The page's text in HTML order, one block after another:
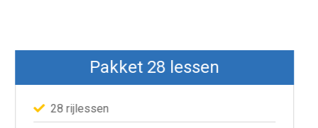
Pakket 28 lessen
28 rijlessen